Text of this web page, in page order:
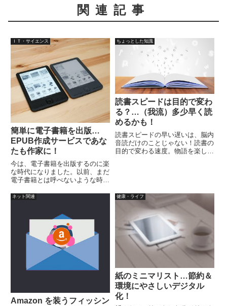
関連記事
ＩＴ・サイエンス
簡単に電子書籍を出版…
EPUB作成サービスであな
たも作家に！
今は、電子書籍を出版するのに楽
な時代になりました。以前、まだ
電子書籍とは呼べないような時
しょうか？…PDFフォーマットの
ら考えると、随分と発展・進化し
ました。実は、その当時に1冊
ちょっとした知識
読書スピードは目的で変わ
る？…（我流）多少早く読
めるかも！
読書スピードの早い遅いは、脳内
音読だけのことじゃない！読書の
目的で変わる速度。物語を楽しむ
ネット関連
Amazon を装うフィッシン
健康・ライフ
紙のミニマリスト…節約＆
環境にやさしいデジタル
化！